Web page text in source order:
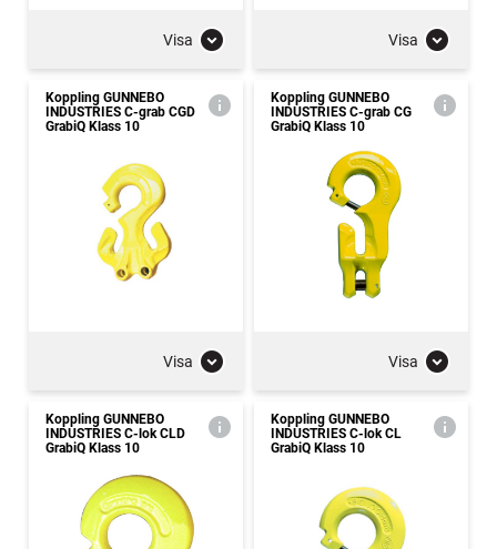
Visa Visa
Koppling GUNNEBO
INDUSTRIES C-grab CGD
GrabiQ Klass 10
Visa
Koppling GUNNEBO
INDUSTRIES C-grab CG
GrabiQ Klass 10
Visa
Koppling GUNNEBO
INDUSTRIES C-lok CLD
GrabiQ Klass 10
Koppling GUNNEBO
INDUSTRIES C-lok CL
GrabiQ Klass 10